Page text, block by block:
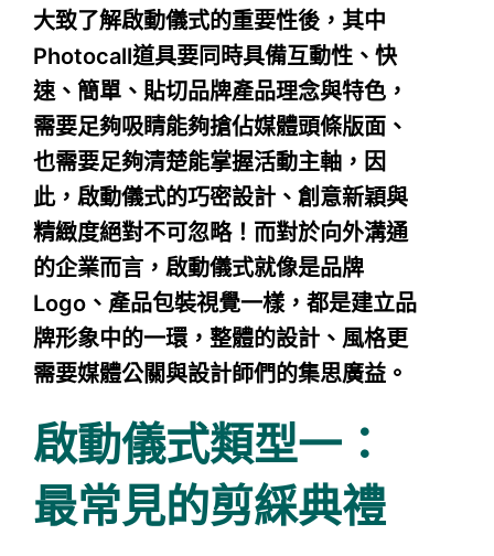
大致了解啟動儀式的重要性後，其中
Photocall道具要同時具備互動性、快
速、簡單、貼切品牌產品理念與特色，
需要足夠吸睛能夠搶佔媒體頭條版面、
也需要足夠清楚能掌握活動主軸，因
此，啟動儀式的巧密設計、創意新穎與
精緻度絕對不可忽略！而對於向外溝通
的企業而言，啟動儀式就像是品牌
Logo、產品包裝視覺一樣，都是建立品
牌形象中的一環，整體的設計、風格更
需要媒體公關與設計師們的集思廣益。
啟動儀式類型一：
最常見的剪綵典禮